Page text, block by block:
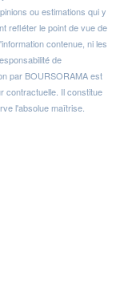
ou estimations qui y
refléter le point de vue de
contenue, ni les
de
par BOURSORAMA est
contractuelle. Il constitue
l'absolue maîtrise.